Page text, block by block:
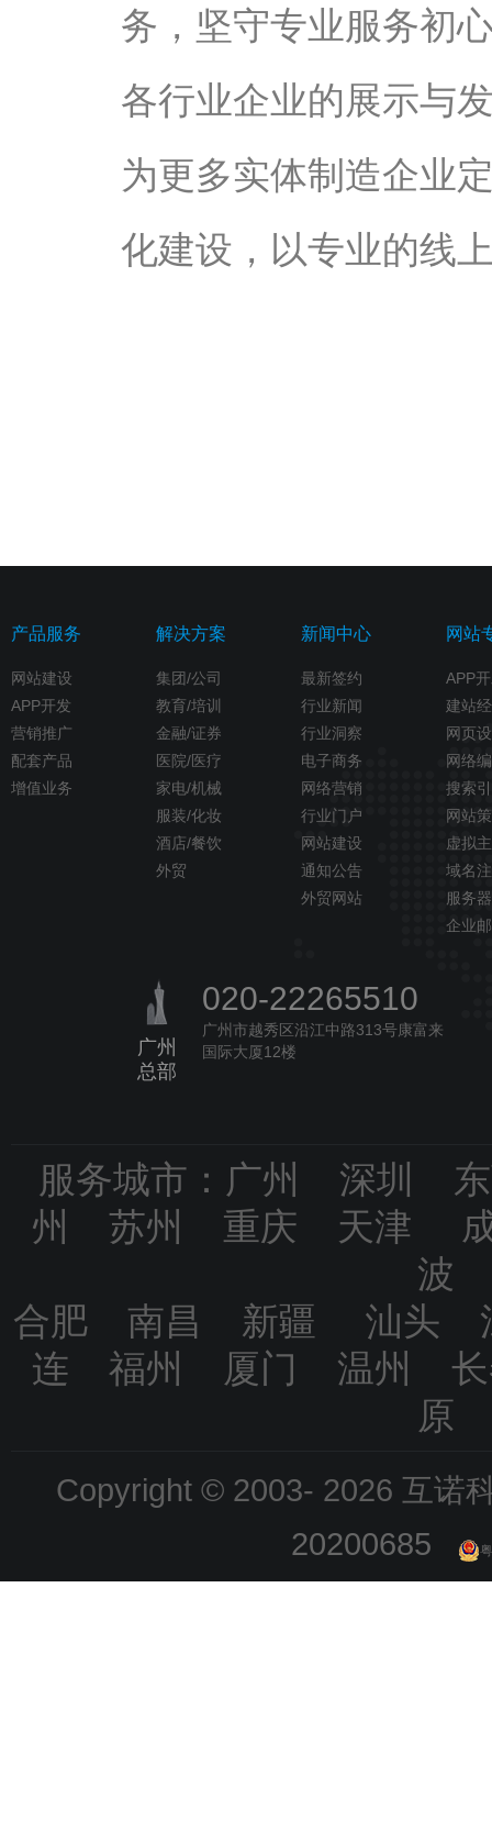
务，坚守专业服务初
各行业企业的展示与
为更多实体制造企业
化建设，以专业的线
产品服务
网站建设
APP开发
营销推广
配套产品
增值业务
解决方案
集团/公司
教育/培训
金融/证券
医院/医疗
家电/机械
服装/化妆
酒店/餐饮
外贸
新闻中心
最新签约
行业新闻
行业洞察
电子商务
网络营销
行业门户
网站建设
通知公告
外贸网站
网站
APP
建站
网页
网络
搜索
网站
虚拟
域名
服务器
企业
广州
总部
020-22265510
广州市越秀区沿江中路313号康富来
国际大厦12楼
服务城市：广州 深
州 苏州 重庆 天津
波
合肥 南昌 新疆 汕头
连 福州 厦门 温州
原
Copyright © 2003- 2026 互诺
20200685